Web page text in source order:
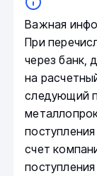
Важная
При
через банк,
на
следующий
счет